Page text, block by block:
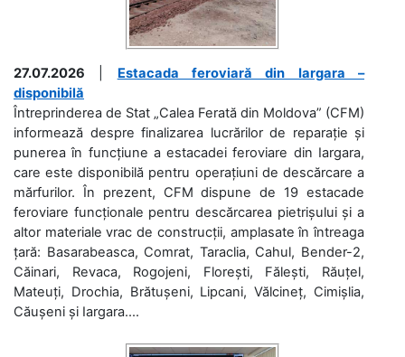
27.07.2026
Estacada feroviară din Iargara –
disponibilă
Întreprinderea de Stat „Calea Ferată din Moldova” (CFM)
informează despre finalizarea lucrărilor de reparație și
punerea în funcțiune a estacadei feroviare din Iargara,
care este disponibilă pentru operațiuni de descărcare a
mărfurilor. În prezent, CFM dispune de 19 estacade
feroviare funcționale pentru descărcarea pietrișului și a
altor materiale vrac de construcții, amplasate în întreaga
țară: Basarabeasca, Comrat, Taraclia, Cahul, Bender-2,
Căinari, Revaca, Rogojeni, Florești, Fălești, Răuțel,
Mateuți, Drochia, Brătușeni, Lipcani, Vălcineț, Cimișlia,
Căușeni și Iargara....